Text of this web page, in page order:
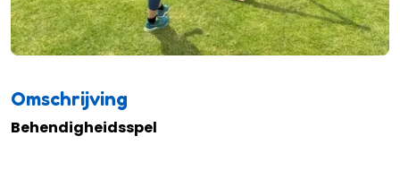
Omschrijving
Behendigheidsspel